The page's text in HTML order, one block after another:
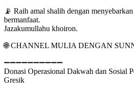
📡 Raih amal shalih dengan
bermanfaat.
Jazakumullahu khoiron.
🌐 CHANNEL MULIA DENGAN
➖➖➖➖➖➖➖➖➖➖
Donasi Operasional Dakwah dan Sosial
Gresik